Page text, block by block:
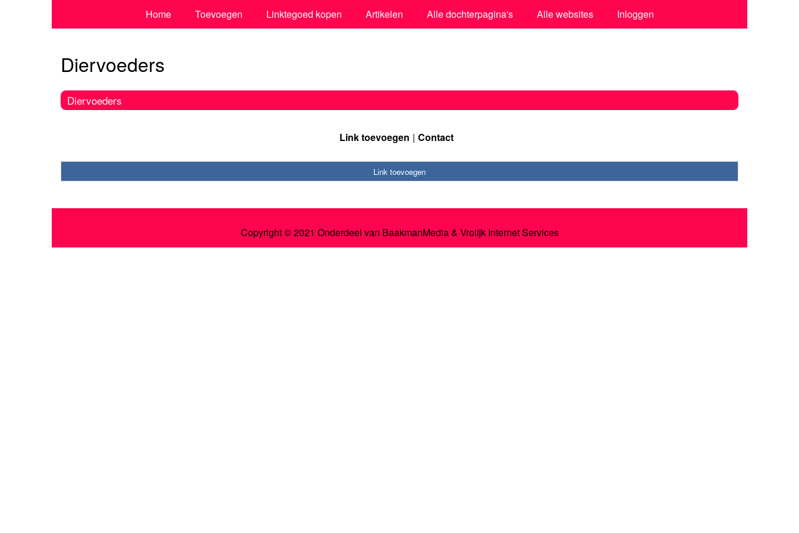
Home Toevoegen Linktegoed kopen Artikelen Alle dochterpagina's Alle websites Inloggen
Diervoeders
Diervoeders
Link toevoegen Contact
Link toevoegen
Copyright © 2021 Onderdeel van BaakmanMedia& Vrolijk Internet Services